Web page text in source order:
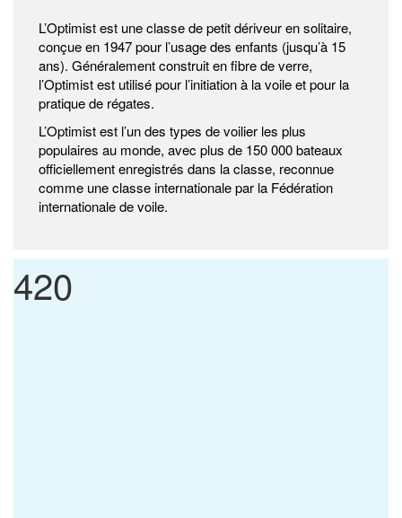
L’Optimist est une classe de petit dériveur en solitaire,
conçue en 1947 pour l’usage des enfants (jusqu’à 15
ans). Généralement construit en fibre de verre,
l’Optimist est utilisé pour l’initiation à la voile et pour la
pratique de régates.
L’Optimist est l’un des types de voilier les plus
populaires au monde, avec plus de 150 000 bateaux
officiellement enregistrés dans la classe, reconnue
comme une classe internationale par la Fédération
internationale de voile.
420